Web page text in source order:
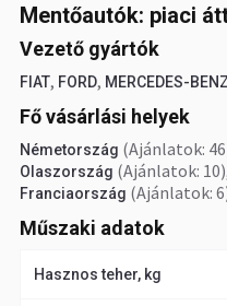
Mentőautók: piaci
Vezető gyártók
FIAT, FORD, MERCEDES-BENZ
Fő vásárlási helyek
Németország (Ajánlatok:
Olaszország (Ajánlatok: 10)
Franciaország (Ajánlatok:
Műszaki adatok
Hasznos teher, kg